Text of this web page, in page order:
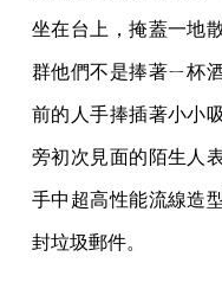
坐在台上，掩蓋一地
群他們不是捧著ㄧ杯
前的人手捧插著小小
旁初次見面的陌生人
手中超高性能流線造
封垃圾郵件。